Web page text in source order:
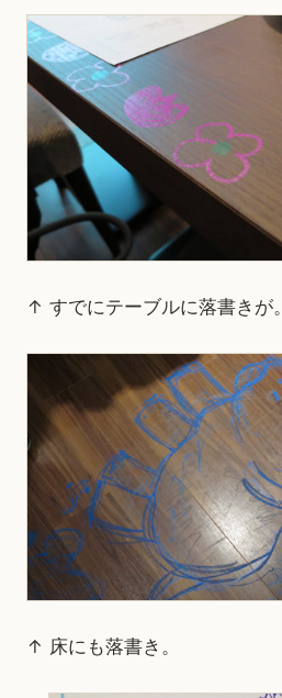
↑ すでにテーブルに落書きが。
↑ 床にも落書き。